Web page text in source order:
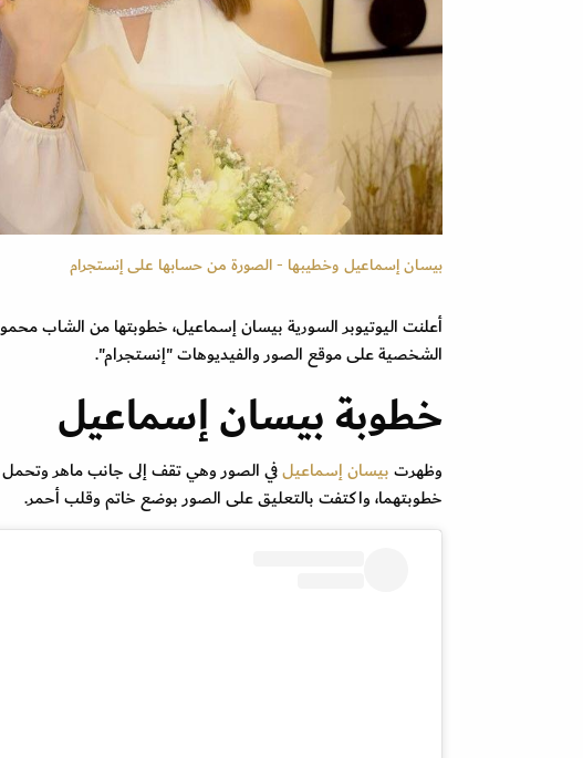
بيسان إسماعيل وخطيبها - الصورة من حسابها على إنستجرام
أعلنت اليوتيوبر السورية بيسان إسماعيل، خطوبتها من الشاب
الشخصية على موقع الصور والفيديوهات "إنستجرام".
خطوبة بيسان إسماعيل
وظهرتبيسان إسماعيلفي الصور وهي تقف إلى جانب ماهر وتحمل
خطوبتهما، واكتفت بالتعليق على الصور بوضع خاتم وقلب أحمر.